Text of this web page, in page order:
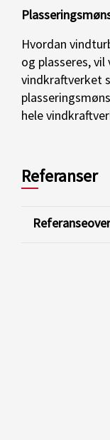
Hvordan
og plasseres,
vindkraftverket
hele
Referanser